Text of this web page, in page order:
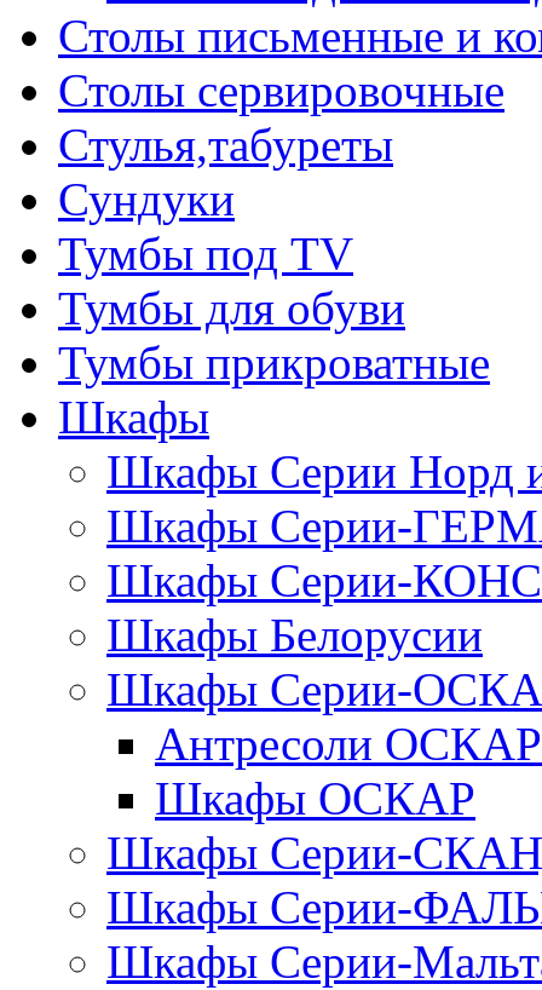
Столы письменные и
Столы сервировочные
Стулья,табуреты
Сундуки
Тумбы под TV
Тумбы для обуви
Тумбы прикроватные
Шкафы
Шкафы Серии
Шкафы Серии-
Шкафы Серии-
Шкафы Белорусии
Шкафы Серии-
Антресоли ОСКАР
Шкафы ОСКАР
Шкафы Серии-
Шкафы Серии-
Шкафы Серии-